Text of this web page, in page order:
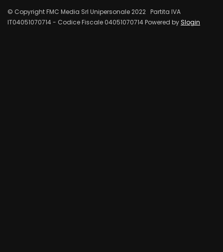
© Copyright FMC Media Srl Unipersonale 2022 Partita IVA
IT04051070714 - Codice Fiscale 04051070714 Powered bySlogin